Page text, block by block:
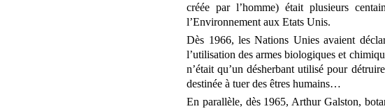
créée par l’homme) était plusieurs
l’Environnement aux Etats Unis.
Dès 1966, les Nations Unies avaient
l’utilisation des armes biologiques et
n’était qu’un désherbant utilisé pour
destinée à tuer des êtres humains…
En parallèle, dès 1965, Arthur Galston,